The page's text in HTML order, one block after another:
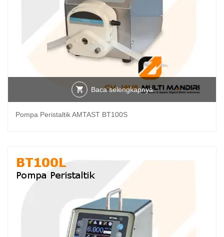
Baca selengkapnya
Pompa Peristaltik AMTAST BT100S